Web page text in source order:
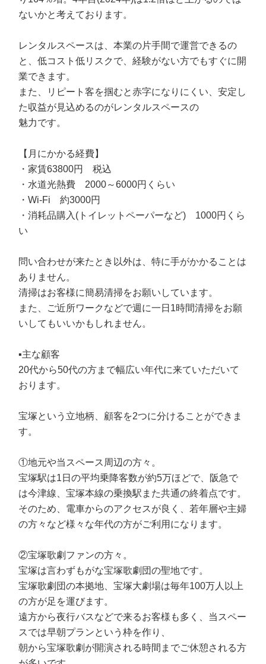
ないかと考えております。
レンタルスペースは、本業の片手間で運営できるの
と、低コスト低リスクで、経験がない方でもすぐに開
業できます。
また、リピート客を掴むと赤字になりにくい、安定し
た収益が見込めるのがレンタルスペースの
魅力です。
【月にかかる経費】
・家賃63800円 税込
・水道光熱費 2000～6000円くらい
・Wi-Fi 約3000円
・消耗品購入(トイレットペーパーなど) 1000円くら
い
問い合わせが来たとき以外は、特に手がかかることは
ありません。
清掃はお客様に簡易清掃をお願いしています。
また、ご近所ワークなどで週に一日1時間清掃をお願
いしてもいいかもしれません。
▪️主な顧客
20代から50代の方まで幅広い年代に来ていただいて
おります。
宝塚という立地柄、顧客を2つに分けることができま
す。
①地元や当スペース周辺の方々。
宝塚駅は1日の平均乗降客数が約5万ほどで、阪急で
は今津線、宝塚本線の乗換駅また共通の終着点です。
そのため、電車からのアクセスが良く、若年層や主婦
の方々など様々な年代の方がご利用になります。
②宝塚歌劇ファンの方々。
宝塚は言わずもがな宝塚歌劇団の聖地です。
宝塚歌劇団の本拠地、宝塚大劇場は毎年100万人以上
の方が足を運びます。
遠方から夜行バスなどで来るお客様も多く、当スペー
スでは早朝プランという枠を作り、
朝から宝塚歌劇が開演される時間までご休憩される方